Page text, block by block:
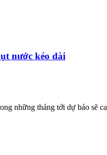
nước kéo dài
những tháng tới dự báo sẽ